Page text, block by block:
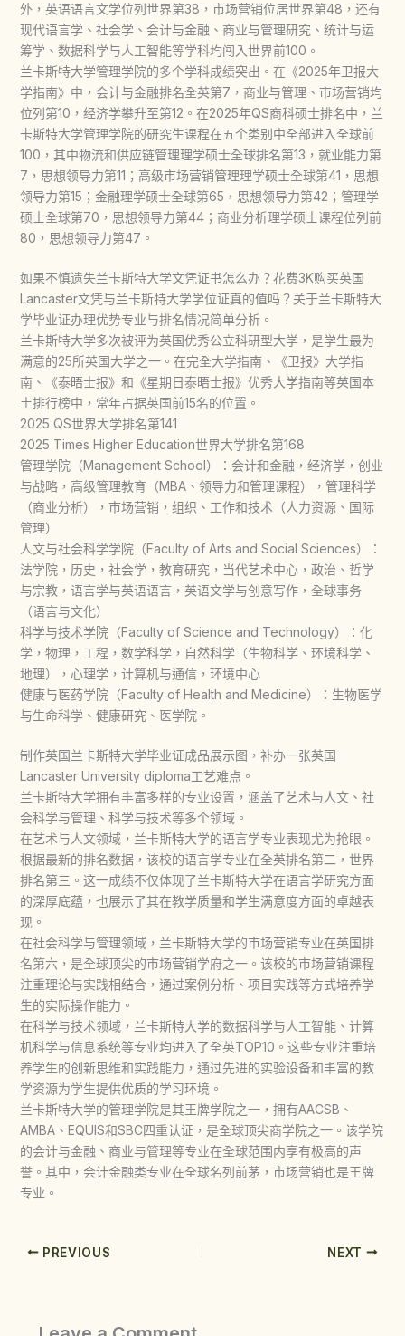
外，英语语言文学位列世界第38，市场营销位居世界第48，还有
现代语言学、社会学、会计与金融、商业与管理研究、统计与运
筹学、数据科学与人工智能等学科均闯入世界前100。
兰卡斯特大学管理学院的多个学科成绩突出。在《2025年卫报大
学指南》中，会计与金融排名全英第7，商业与管理、市场营销均
位列第10，经济学攀升至第12。在2025年QS商科硕士排名中，兰
卡斯特大学管理学院的研究生课程在五个类别中全部进入全球前
100，其中物流和供应链管理理学硕士全球排名第13，就业能力第
7，思想领导力第11；高级市场营销管理理学硕士全球第41，思想
领导力第15；金融理学硕士全球第65，思想领导力第42；管理学
硕士全球第70，思想领导力第44；商业分析理学硕士课程位列前
80，思想领导力第47。
如果不慎遗失兰卡斯特大学文凭证书怎么办？花费3K购买英国
Lancaster文凭与兰卡斯特大学学位证真的值吗？关于兰卡斯特大
学毕业证办理优势专业与排名情况简单分析。
兰卡斯特大学多次被评为英国优秀公立科研型大学，是学生最为
满意的25所英国大学之一。在完全大学指南、《卫报》大学指
南、《泰晤士报》和《星期日泰晤士报》优秀大学指南等英国本
土排行榜中，常年占据英国前15名的位置。
2025 QS世界大学排名第141
2025 Times Higher Education世界大学排名第168
管理学院（Management School）：会计和金融，经济学，创业
与战略，高级管理教育（MBA、领导力和管理课程），管理科学
（商业分析），市场营销，组织、工作和技术（人力资源、国际
管理）
人文与社会科学学院（Faculty of Arts and Social Sciences）：
法学院，历史，社会学，教育研究，当代艺术中心，政治、哲学
与宗教，语言学与英语语言，英语文学与创意写作，全球事务
（语言与文化）
科学与技术学院（Faculty of Science and Technology）：化
学，物理，工程，数学科学，自然科学（生物科学、环境科学、
地理），心理学，计算机与通信，环境中心
健康与医药学院（Faculty of Health and Medicine）：生物医学
与生命科学、健康研究、医学院。
制作英国兰卡斯特大学毕业证成品展示图，补办一张英国
Lancaster University diploma工艺难点。
兰卡斯特大学拥有丰富多样的专业设置，涵盖了艺术与人文、社
会科学与管理、科学与技术等多个领域。
在艺术与人文领域，兰卡斯特大学的语言学专业表现尤为抢眼。
根据最新的排名数据，该校的语言学专业在全英排名第二，世界
排名第三。这一成绩不仅体现了兰卡斯特大学在语言学研究方面
的深厚底蕴，也展示了其在教学质量和学生满意度方面的卓越表
现。
在社会科学与管理领域，兰卡斯特大学的市场营销专业在英国排
名第六，是全球顶尖的市场营销学府之一。该校的市场营销课程
注重理论与实践相结合，通过案例分析、项目实践等方式培养学
生的实际操作能力。
在科学与技术领域，兰卡斯特大学的数据科学与人工智能、计算
机科学与信息系统等专业均进入了全英TOP10。这些专业注重培
养学生的创新思维和实践能力，通过先进的实验设备和丰富的教
学资源为学生提供优质的学习环境。
兰卡斯特大学的管理学院是其王牌学院之一，拥有AACSB、
AMBA、EQUIS和SBC四重认证，是全球顶尖商学院之一。该学院
的会计与金融、商业与管理等专业在全球范围内享有极高的声
誉。其中，会计金融类专业在全球名列前茅，市场营销也是王牌
专业。
PREVIOUS NEXT